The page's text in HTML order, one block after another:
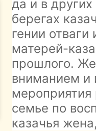
да и в
берегах
гении
матерей-
прошлого.
вниманием и
мероприятия
семье по
казачья